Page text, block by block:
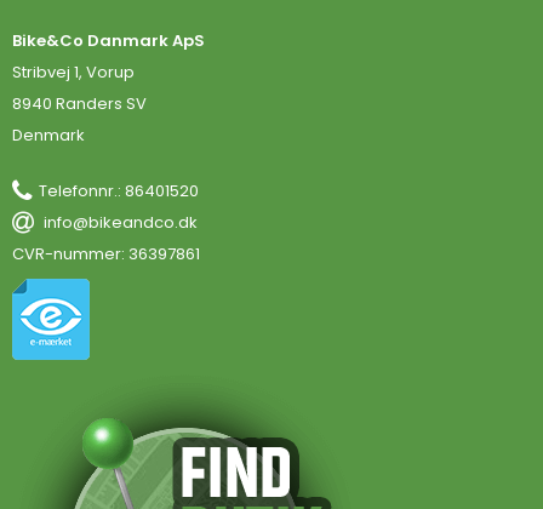
Bike&Co Danmark ApS
Stribvej 1, Vorup
8940 Randers SV
Denmark
Telefonnr.: 86401520
info@bikeandco.dk
CVR-nummer: 36397861